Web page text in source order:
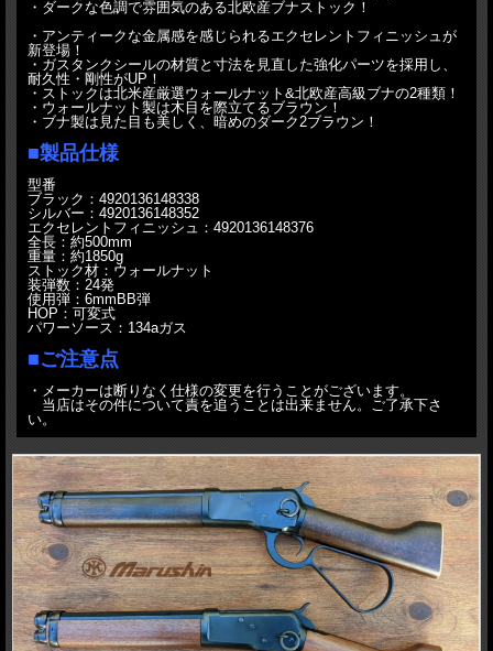
・ダークな色調で雰囲気のある北欧産ブナストック！
・アンティークな金属感を感じられるエクセレントフィニッシュが
新登場！
・ガスタンクシールの材質と寸法を見直した強化パーツを採用し、
耐久性・剛性がUP！
・ストックは北米産厳選ウォールナット&北欧産高級ブナの2種類！
・ウォールナット製は木目を際立てるブラウン！
・ブナ製は見た目も美しく、暗めのダーク2ブラウン！
■製品仕様
型番
ブラック：4920136148338
シルバー：4920136148352
エクセレントフィニッシュ：4920136148376
全長：約500mm
重量：約1850g
ストック材：ウォールナット
装弾数：24発
使用弾：6mmBB弾
HOP：可変式
パワーソース：134aガス
■ご注意点
・メーカーは断りなく仕様の変更を行うことがございます。
当店はその件について責を追うことは出来ません。ご了承下さ
い。